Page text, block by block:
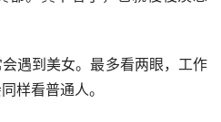
到美女。最多看两眼，工作
样看普通人。